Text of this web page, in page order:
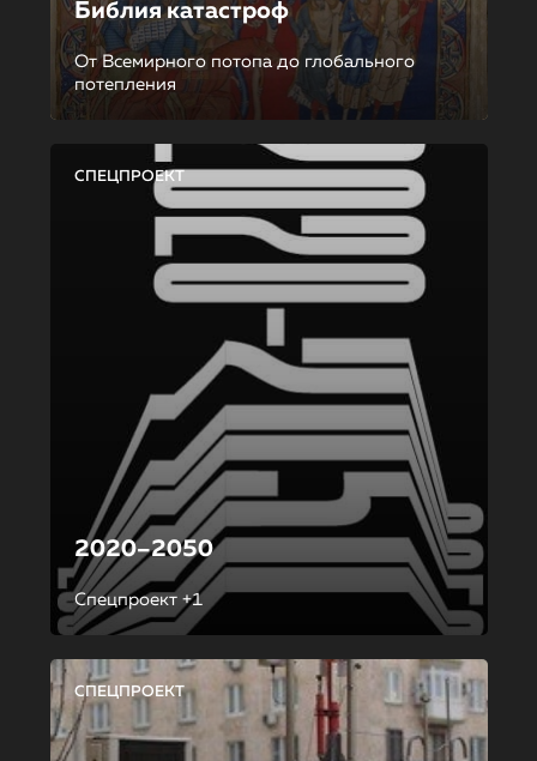
Библия катастроф
От Всемирного потопа до глобального
потепления
СПЕЦПРОЕКТ
2020–2050
Спецпроект +1
СПЕЦПРОЕКТ